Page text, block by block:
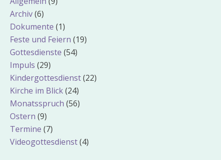
Archiv(6)
Dokumente (1)
Feste und Feiern (19)
Gottesdienste (54)
Impuls (29)
Kindergottesdienst(22)
Kirche im Blick(24)
Monatsspruch (56)
Ostern (9)
Termine (7)
Videogottesdienst(4)